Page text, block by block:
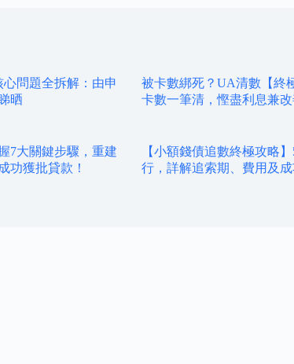
問題全拆解：由申
晒
被卡數綁死？UA清數【終
卡數一筆清，慳盡利息兼
7大關鍵步驟，重建
功獲批貸款！
【小額錢債追數終極攻略
行，詳解追索期、費用及